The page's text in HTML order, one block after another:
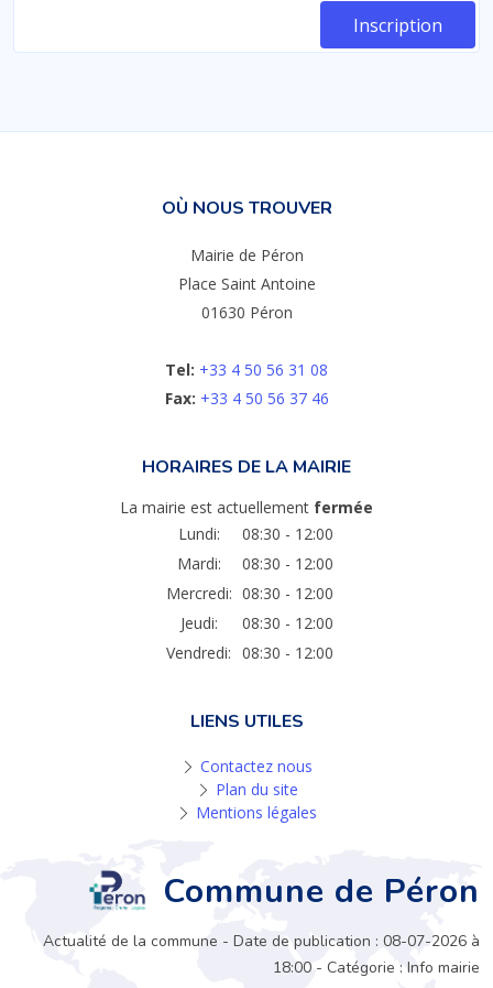
OÙ NOUS TROUVER
Mairie de Péron
Place Saint Antoine
01630 Péron
Tel: +33 4 50 56 31 08
Fax: +33 4 50 56 37 46
HORAIRES DE LA MAIRIE
La mairie est actuellement fermée
Lundi:
08:30 - 12:00
Mardi:
08:30 - 12:00
Mercredi: 08:30 - 12:00
Jeudi:
08:30 - 12:00
Vendredi: 08:30 - 12:00
LIENS UTILES
Contactez nous
Plan du site
Mentions légales
Commune de Péron
Actualité de la commune - Date de publication : 08-07-2026 à
18:00 - Catégorie : Info mairie